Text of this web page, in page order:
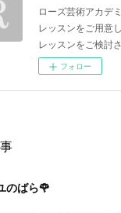
ローズ芸術アカデ
レッスンをご用意
レッスンをご検討
フォロー
のばら🌹